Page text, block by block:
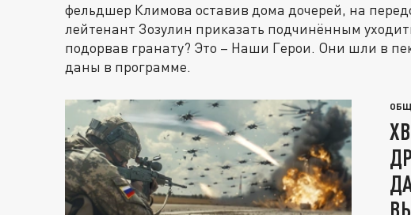
фельдшер Климова оставив дома дочерей, на
лейтенант Зозулин приказать подчинённым
подорвав гранату? Это – Наши Герои. Они шли в
даны в программе.